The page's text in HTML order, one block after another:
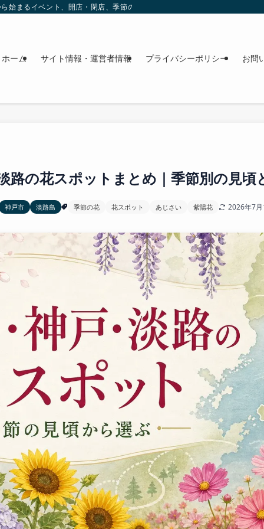
まるイベント、開店・閉店、季節の花、週末のおでかけ情報を日程順に
ホーム サイト情報・運営者情報 プライバシーポリシー お問
路の花スポットまとめ｜季節別の見頃
神戸市 淡路島 季節の花 花スポット あじさい 紫陽花 2026年7